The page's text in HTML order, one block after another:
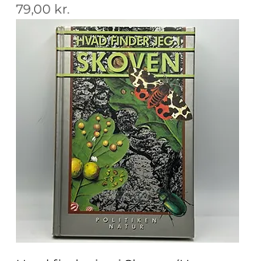
Pris
79,00 kr.